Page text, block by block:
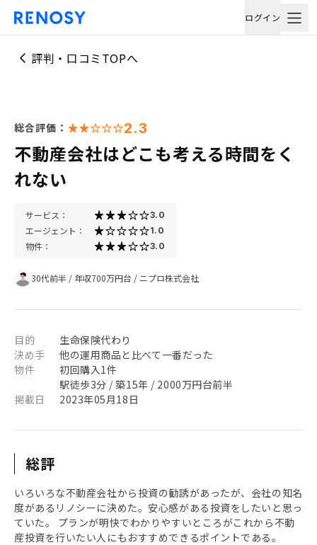
ログイン
評判・口コミTOPへ
総合評価： 2.3
不動産会社はどこも考える時間をく
れない
サービス： 3.0
エージェント： 1.0
物件： 3.0
30代前半 / 年収700万円台 / ニプロ株式会社
目的
生命保険代わり
決め手
他の運用商品と比べて一番だった
物件
初回購入1件
駅徒歩3分 / 築15年 / 2000万円台前半
掲載日
2023年05月18日
総評
いろいろな不動産会社から投資の勧誘があったが、会社の知名
度があるリノシーに決めた。安心感がある投資をしたいと思っ
ていた。 プランが明快でわかりやすいところがこれから不動
産投資を行いたい人にもおすすめできるポイントである。